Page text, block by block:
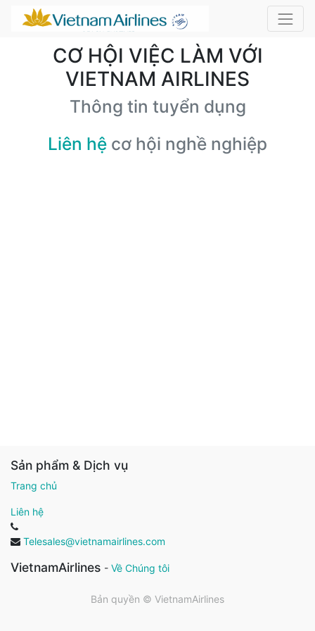
CƠ HỘI VIỆC LÀM VỚI
VIETNAM AIRLINES
Thông tin tuyển dụng
Liên hệ cơ hội nghề nghiệp
Sản phẩm & Dịch vụ
Trang chủ
Liên hệ
Telesales@vietnamairlines.com
VietnamAirlines - Về Chúng tôi
Bản quyền © VietnamAirlines